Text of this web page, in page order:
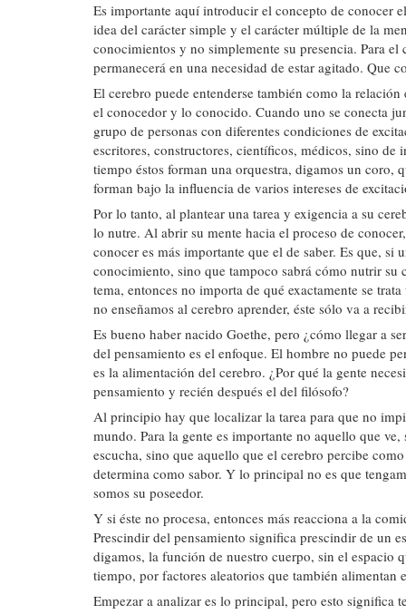
Es importante aquí introducir el concepto de conocer
idea del carácter simple y el carácter múltiple de la
conocimientos y no simplemente su presencia. Para
permanecerá en una necesidad de estar agitado. Que
El cerebro puede entenderse también como la
el conocedor y lo conocido. Cuando uno se conecta
grupo de personas con diferentes condiciones de
escritores, constructores, científicos, médicos, sino
tiempo éstos forman una orquestra, digamos un coro,
forman bajo la influencia de varios intereses de
Por lo tanto, al plantear una tarea y exigencia a su
lo nutre. Al abrir su mente hacia el proceso de
conocer es más importante que el de saber. Es que,
conocimiento, sino que tampoco sabrá cómo nutrir
tema, entonces no importa de qué exactamente se
no enseñamos al cerebro aprender, éste sólo va a
Es bueno haber nacido Goethe, pero ¿cómo llegar a
del pensamiento es el enfoque. El hombre no puede
es la alimentación del cerebro. ¿Por qué la gente
pensamiento y recién después el del filósofo?
Al principio hay que localizar la tarea para que no
mundo. Para la gente es importante no aquello que
escucha, sino que aquello que el cerebro percibe
determina como sabor. Y lo principal no es que
somos su poseedor.
Y si éste no procesa, entonces más reacciona a la
Prescindir del pensamiento significa prescindir de un
digamos, la función de nuestro cuerpo, sin el espacio
tiempo, por factores aleatorios que también alimentan
Empezar a analizar es lo principal, pero esto significa